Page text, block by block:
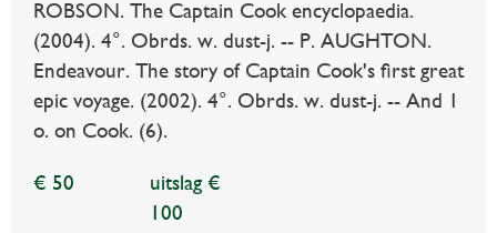
ROBSON. The Captain Cook encyclopaedia.
(2004). 4°. Obrds. w. dust-j. -- P. AUGHTON.
Endeavour. The story of Captain Cook's first great
epic voyage. (2002). 4°. Obrds. w. dust-j. -- And 1
o. on Cook. (6).
€ 50
uitslag €
100